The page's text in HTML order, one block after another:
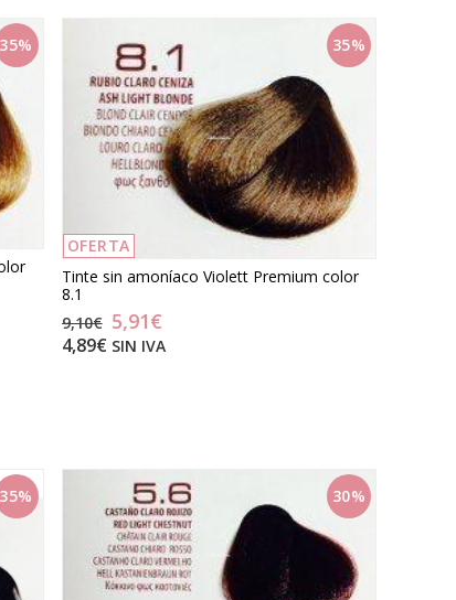
35% 35%
OFERTA
Tinte sin amoníaco Violett Premium color
8.1
9,10€ 5,91€
4,89€ SIN IVA
35% 30%